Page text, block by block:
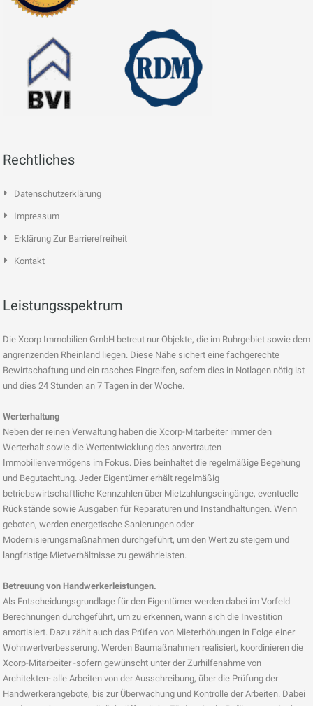
Rechtliches
Datenschutzerklärung
Impressum
Erklärung Zur Barrierefreiheit
Kontakt
Leistungsspektrum
Die Xcorp Immobilien GmbH betreut nur Objekte, die im Ruhrgebiet sowie dem
angrenzenden Rheinland liegen. Diese Nähe sichert eine fachgerechte
Bewirtschaftung und ein rasches Eingreifen, sofern dies in Notlagen nötig ist
und dies 24 Stunden an 7 Tagen in der Woche.
Werterhaltung
Neben der reinen Verwaltung haben die Xcorp-Mitarbeiter immer den
Werterhalt sowie die Wertentwicklung des anvertrauten
Immobilienvermögens im Fokus. Dies beinhaltet die regelmäßige Begehung
und Begutachtung. Jeder Eigentümer erhält regelmäßig
betriebswirtschaftliche Kennzahlen über Mietzahlungseingänge, eventuelle
Rückstände sowie Ausgaben für Reparaturen und Instandhaltungen. Wenn
geboten, werden energetische Sanierungen oder
Modernisierungsmaßnahmen durchgeführt, um den Wert zu steigern und
langfristige Mietverhältnisse zu gewährleisten.
Betreuung von Handwerkerleistungen.
Als Entscheidungsgrundlage für den Eigentümer werden dabei im Vorfeld
Berechnungen durchgeführt, um zu erkennen, wann sich die Investition
amortisiert. Dazu zählt auch das Prüfen von Mieterhöhungen in Folge einer
Wohnwertverbesserung. Werden Baumaßnahmen realisiert, koordinieren die
Xcorp-Mitarbeiter -sofern gewünscht unter der Zurhilfenahme von
Architekten- alle Arbeiten von der Ausschreibung, über die Prüfung der
Handwerkerangebote, bis zur Überwachung und Kontrolle der Arbeiten. Dabei